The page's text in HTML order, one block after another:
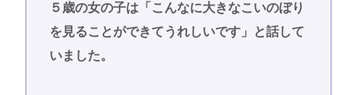
５歳の女の子は「こんなに大きなこいのぼり
を見ることができてうれしいです」と話して
いました。